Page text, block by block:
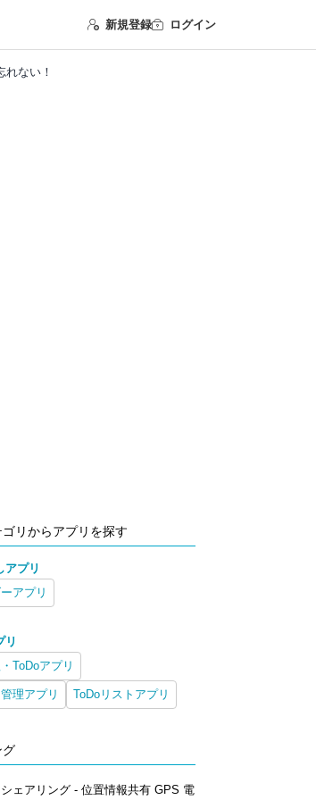
新規登録 ログイン
ない！
リからアプリを探す
アプリ
アプリ
リ
ToDoアプリ
理アプリ ToDoリストアプリ
グ
ェアリング - 位置情報共有 GPS 電